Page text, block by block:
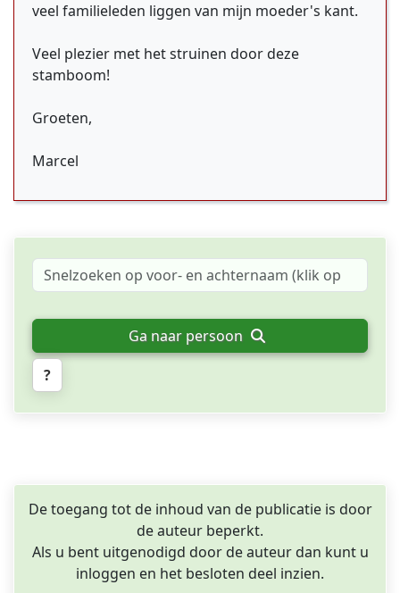
veel familieleden liggen van mijn moeder's kant.
Veel plezier met het struinen door deze
stamboom!
Groeten,
Marcel
Ga naar persoon
?
De toegang tot de inhoud van de publicatie is door
de auteur beperkt.
Als u bent uitgenodigd door de auteur dan kunt u
inloggen en het besloten deel inzien.